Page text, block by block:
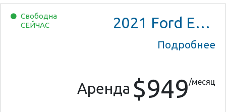
Свободна
СЕЙЧАС
2021 Ford Escape SE Hybrid
Подробнее
Аренда $949/месяц